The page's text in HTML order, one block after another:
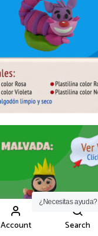
Account Search
¿Necesitas ayuda?